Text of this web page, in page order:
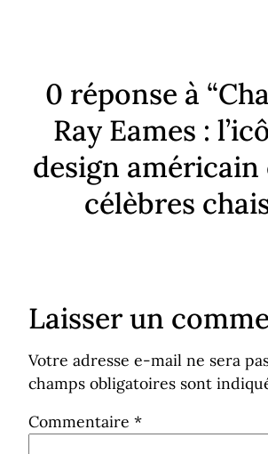
0 réponse à
Ray Eames :
design américain
célèbres
Laisser un
Votre adresse e-mail ne sera
champs obligatoires sont
Commentaire *